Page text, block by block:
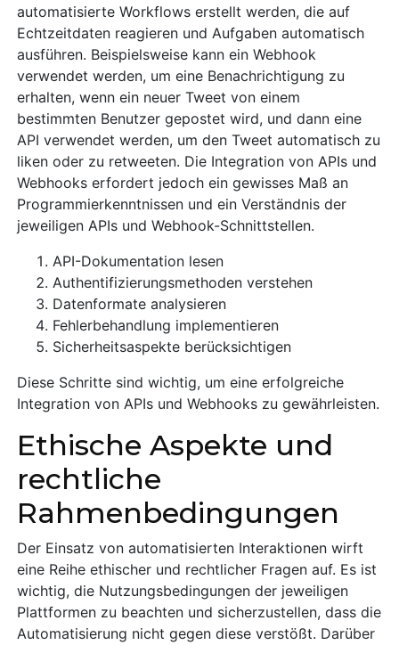
automatisierte Workflows erstellt werden, die auf
Echtzeitdaten reagieren und Aufgaben automatisch
ausführen. Beispielsweise kann ein Webhook
verwendet werden, um eine Benachrichtigung zu
erhalten, wenn ein neuer Tweet von einem
bestimmten Benutzer gepostet wird, und dann eine
API verwendet werden, um den Tweet automatisch zu
liken oder zu retweeten. Die Integration von APIs und
Webhooks erfordert jedoch ein gewisses Maß an
Programmierkenntnissen und ein Verständnis der
jeweiligen APIs und Webhook-Schnittstellen.
API-Dokumentation lesen
Authentifizierungsmethoden verstehen
Datenformate analysieren
Fehlerbehandlung implementieren
Sicherheitsaspekte berücksichtigen
Diese Schritte sind wichtig, um eine erfolgreiche
Integration von APIs und Webhooks zu gewährleisten.
Ethische Aspekte und
rechtliche
Rahmenbedingungen
Der Einsatz von automatisierten Interaktionen wirft
eine Reihe ethischer und rechtlicher Fragen auf. Es ist
wichtig, die Nutzungsbedingungen der jeweiligen
Plattformen zu beachten und sicherzustellen, dass die
Automatisierung nicht gegen diese verstößt. Darüber